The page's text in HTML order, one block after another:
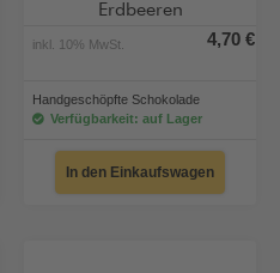
Erdbeeren
inkl. 10% MwSt. 4,70 €
Handgeschöpfte Schokolade
Verfügbarkeit: auf Lager
In den Einkaufswagen